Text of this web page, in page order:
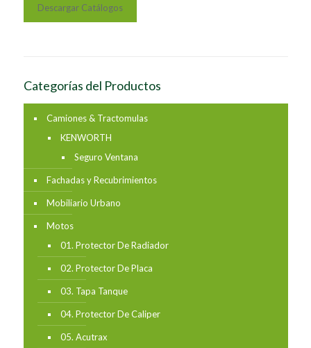
Descargar Catálogos
Categorías del Productos
Camiones & Tractomulas
KENWORTH
Seguro Ventana
Fachadas y Recubrimientos
Mobiliario Urbano
Motos
01. Protector De Radiador
02. Protector De Placa
03. Tapa Tanque
04. Protector De Caliper
05. Acutrax